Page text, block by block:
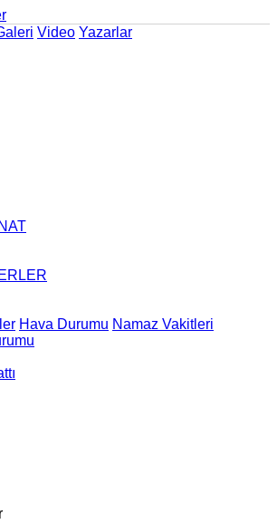
Video Yazarlar
Hava Durumu Namaz Vakitleri